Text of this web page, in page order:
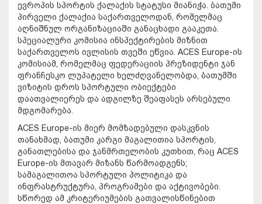
ევროპის სპორტის ქალაქის სტატუსი მიანიჭა. ბათუმი
პირველი ქალაქია საქართველოდან, რომელმაც
აღნიშნულ ორგანიზაციაში განაცხადი გააკეთა.
სპეციალური კომისია ინსპექტირების მიზნით
საქართველოს ივლისის თვეში ეწვია. ACES Europe-ის
კომისიამ, რომელმაც ფედერაციის პრეზიდენტი ჯან
ფრანჩესკო ლუპატელი ხელძღვანელობდა, ბათუმში
ვიზიტის დროს სპორტული ობიექტები
დაათვალიერეს და ადგილზე შეაფასეს არსებული
მდგომარება.
ACES Europe-ის მიერ მომზადებული დასკვნის
თანახმად, ბათუმი კარგი მაგალითია სპორტის,
განათლებისა და ჯანმრთელობის კუთხით, რაც ACES
Europe-ის მთავარ მიზანს წარმოადგენს;
სამაგალითოა სპორტული პოლიტიკა და
ინფრასტრუქტურა, პროგრამები და აქტივობები.
სწორედ ამ კრიტერიუმების გათვალისწინებით